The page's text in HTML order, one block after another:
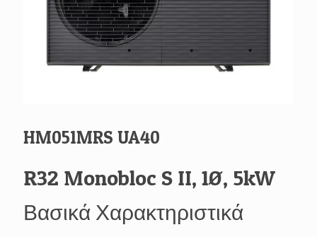
HM051MRS UA40
R32 Monobloc S II, 1Ø, 5kW
Βασικά Χαρακτηριστικά